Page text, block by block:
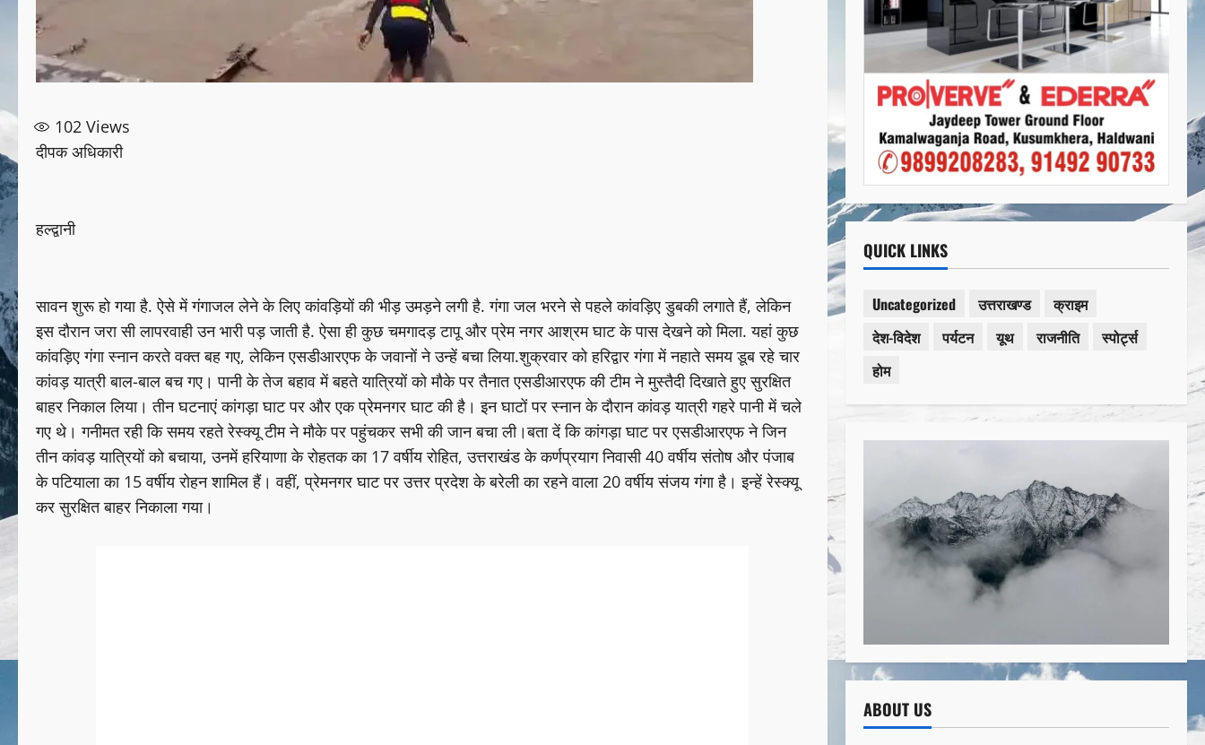
102 Views
दीपक अधिकारी
हल्द्वानी
सावन शुरू हो गया है. ऐसे में गंगाजल लेने के लिए कांवड़ियों की भीड़ उमड़ने लगी है. गंगा जल भरने से पहले कांवड़िए डुबकी लगाते हैं, लेकिन
इस दौरान जरा सी लापरवाही उन भारी पड़ जाती है. ऐसा ही कुछ चमगादड़ टापू और प्रेम नगर आश्रम घाट के पास देखने को मिला. यहां कुछ
कांवड़िए गंगा स्नान करते वक्त बह गए, लेकिन एसडीआरएफ के जवानों ने उन्हें बचा लिया.शुक्रवार को हरिद्वार गंगा में नहाते समय डूब रहे चार
कांवड़ यात्री बाल-बाल बच गए। पानी के तेज बहाव में बहते यात्रियों को मौके पर तैनात एसडीआरएफ की टीम ने मुस्तैदी दिखाते हुए सुरक्षित
बाहर निकाल लिया। तीन घटनाएं कांगड़ा घाट पर और एक प्रेमनगर घाट की है। इन घाटों पर स्नान के दौरान कांवड़ यात्री गहरे पानी में चले
गए थे। गनीमत रही कि समय रहते रेस्क्यू टीम ने मौके पर पहुंचकर सभी की जान बचा ली।बता दें कि कांगड़ा घाट पर एसडीआरएफ ने जिन
तीन कांवड़ यात्रियों को बचाया, उनमें हरियाणा के रोहतक का 17 वर्षीय रोहित, उत्तराखंड के कर्णप्रयाग निवासी 40 वर्षीय संतोष और पंजाब
के पटियाला का 15 वर्षीय रोहन शामिल हैं। वहीं, प्रेमनगर घाट पर उत्तर प्रदेश के बरेली का रहने वाला 20 वर्षीय संजय गंगा है। इन्हें रेस्क्यू
कर सुरक्षित बाहर निकाला गया।
QUICK LINKS
Uncategorized उत्तराखण्ड
क्राइम
देश-विदेश
पर्यटन यूथ राजनीति
स्पोर्ट्स
होम
ABOUT US